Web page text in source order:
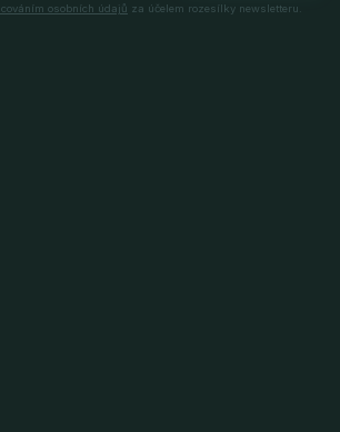
osobních údajů za účelem rozesílky newsletteru.